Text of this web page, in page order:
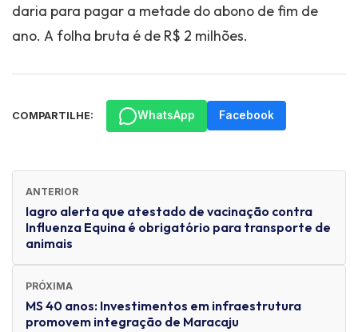
daria para pagar a metade do abono de fim de
ano. A folha bruta é de R$ 2 milhões.
COMPARTILHE: WhatsApp Facebook
ANTERIOR
Iagro alerta que atestado de vacinação contra
Influenza Equina é obrigatório para transporte de
animais
PRÓXIMA
MS 40 anos: Investimentos em infraestrutura
promovem integração de Maracaju